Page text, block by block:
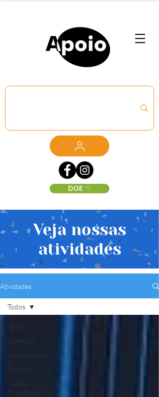
DOE ♡
Veja nossas
atividades
Atividades
Todos
Diversos
Editais/Vagas
Eventos
Saídas
Qualificadas
Todos